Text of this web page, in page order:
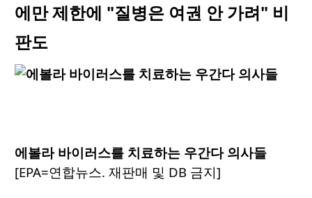
에만 제한에 "질병은 여권 안 가려" 비
판도
에볼라 바이러스를 치료하는 우간다 의사들
[EPA=연합뉴스. 재판매 및 DB 금지]